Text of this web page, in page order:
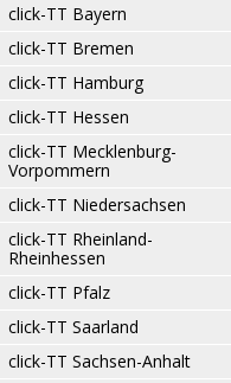
click-TT Bayern
click-TT Bremen
click-TT Hamburg
click-TT Hessen
click-TT Mecklenburg-
Vorpommern
click-TT Niedersachsen
click-TT Rheinland-
Rheinhessen
click-TT Pfalz
click-TT Saarland
click-TT Sachsen-Anhalt